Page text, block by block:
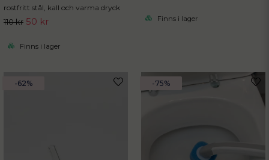
rostfritt stål, kall och varma dryck
110 kr 50 kr
Finns i lager
Finns i lager
-62% -75%